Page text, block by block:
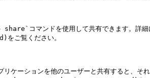
share`コマンドを使用して共有できま
ご覧ください。
リケーションを他のユーザーと共有すると、